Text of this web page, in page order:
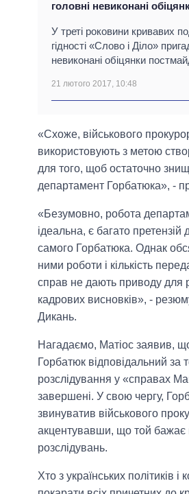
головні невиконані
У треті роковини кривавих
гідності «Слово і Діло»
невиконані обіцянки
21 лютого 2017, 10:48
«Схоже, військового
використовують з метою
для того, щоб остаточно
департамент Горбатюка», -
«Безумовно, робота
ідеальна, є багато претензій
самого Горбатюка. Однак
ними роботи і кількість
справ не дають приводу для
кадрових висновків», -
Дикань.
Нагадаємо, Матіос заявив,
Горбатюк відповідальний за
розслідування у «справах
завершені. У свою чергу,
звинуватив військового
акцентувавши, що той бажає
розслідувань.
Хто з українських політиків і